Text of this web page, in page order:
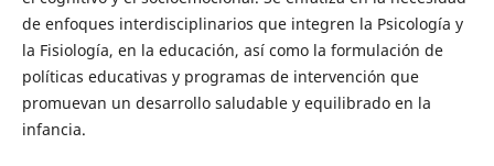
de enfoques interdisciplinarios que integren la Psicología y
la Fisiología, en la educación, así como la formulación de
políticas educativas y programas de intervención que
promuevan un desarrollo saludable y equilibrado en la
infancia.